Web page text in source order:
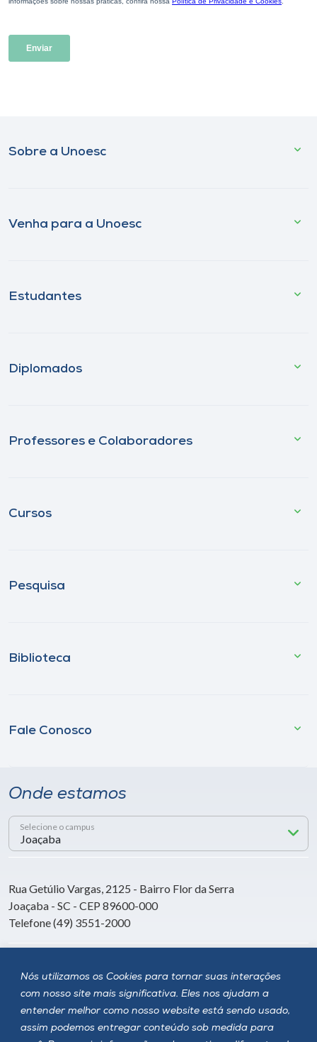
Nós utilizamos os Cookies para tornar suas interações
com nosso site mais significativa. Eles nos ajudam a
entender melhor como nosso website está sendo usado,
assim podemos entregar conteúdo sob medida para
Sobre a Unoesc
Venha para a Unoesc
Estudantes
Diplomados
Professores e Colaboradores
Cursos
Pesquisa
Biblioteca
Fale Conosco
Onde estamos
Selecione o campus
Rua Getúlio Vargas, 2125 - Bairro Flor da Serra
Joaçaba - SC - CEP 89600-000
Telefone (49) 3551-2000
Siga a Unoesc